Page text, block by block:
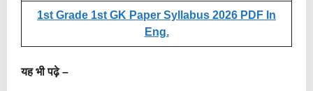
1st Grade 1st GK Paper Syllabus 2026 PDF In
Eng.
यह भी पढ़े –